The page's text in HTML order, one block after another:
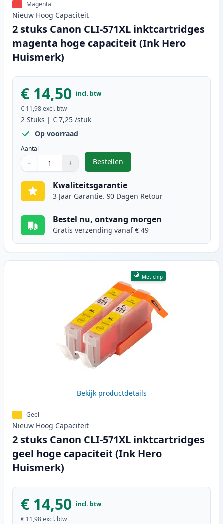
Magenta
Nieuw Hoog Capaciteit
2 stuks Canon CLI-571XL inktcartridges
magenta hoge capaciteit (Ink Hero
Huismerk)
€ 14,50 incl. btw
€ 11,98excl. btw
2 Stuks | € 7,25 /stuk
Op voorraad
Aantal
Gebruik de knoppen om aan te passen
− +
1
Bestellen
,2 stuks Canon CLI-571XL
Kwaliteitsgarantie
3 Jaar Garantie. 90 Dagen Retour
Bestel nu, ontvang morgen
Gratis verzending vanaf € 49
Met chip
Bekijk productdetails
Geel
Nieuw Hoog Capaciteit
2 stuks Canon CLI-571XL inktcartridges
geel hoge capaciteit (Ink Hero
Huismerk)
€ 14,50 incl. btw
€ 11,98excl. btw